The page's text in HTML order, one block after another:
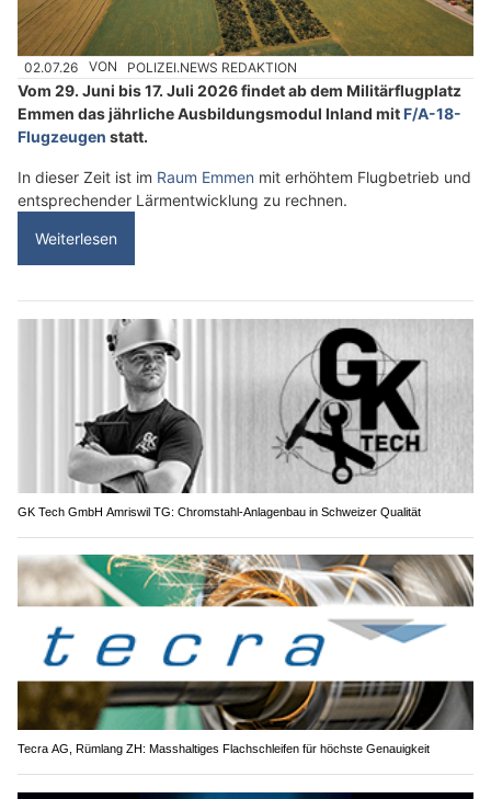
02.07.26 VON POLIZEI.NEWS REDAKTION
Vom 29. Juni bis 17. Juli 2026 findet ab dem Militärflugplatz
Emmen das jährliche Ausbildungsmodul Inland mitF/A-18-
Flugzeugen statt.
In dieser Zeit ist im Raum Emmen mit erhöhtem Flugbetrieb und
entsprechender Lärmentwicklung zu rechnen.
Weiterlesen
GK Tech GmbH Amriswil TG: Chromstahl-Anlagenbau in Schweizer Qualität
Tecra AG, Rümlang ZH: Masshaltiges Flachschleifen für höchste Genauigkeit